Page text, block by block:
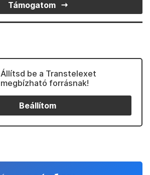
Támogatom
Állítsd be a Transtelexet
megbízható forrásnak!
Beállítom